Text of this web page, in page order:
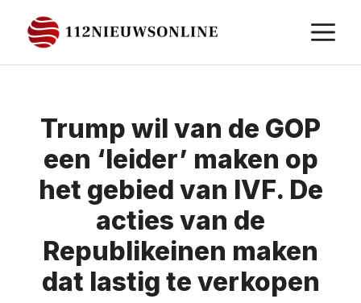
naar
de
Trump wil van de GOP
een ‘leider’ maken op
het gebied van IVF. De
acties van de
Republikeinen maken
dat lastig te verkopen